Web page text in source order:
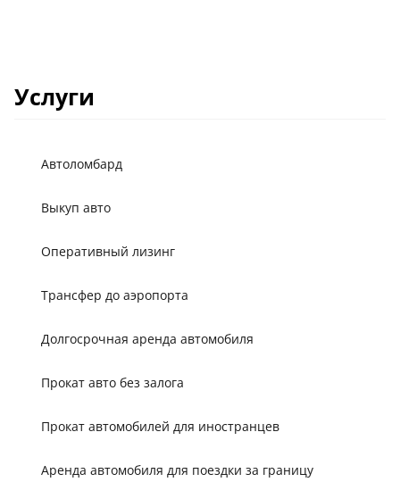
Услуги
Автоломбард
Выкуп авто
Оперативный лизинг
Трансфер до аэропорта
Долгосрочная аренда автомобиля
Прокат авто без залога
Прокат автомобилей для иностранцев
Аренда автомобиля для поездки за границу